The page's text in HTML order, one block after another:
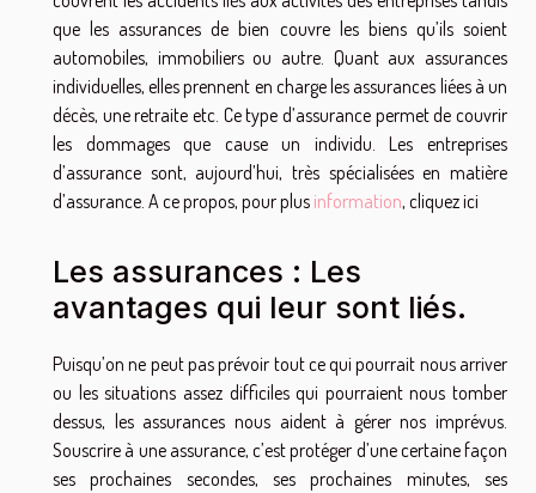
que les assurances de bien couvre les biens qu’ils soient
automobiles, immobiliers ou autre. Quant aux assurances
individuelles, elles prennent en charge les assurances liées à un
décès, une retraite etc. Ce type d’assurance permet de couvrir
les dommages que cause un individu. Les entreprises
d’assurance sont, aujourd’hui, très spécialisées en matière
d’assurance. A ce propos, pour plus information, cliquez ici
Les assurances : Les
avantages qui leur sont liés.
Puisqu’on ne peut pas prévoir tout ce qui pourrait nous arriver
ou les situations assez difficiles qui pourraient nous tomber
dessus, les assurances nous aident à gérer nos imprévus.
Souscrire à une assurance, c’est protéger d’une certaine façon
ses prochaines secondes, ses prochaines minutes, ses